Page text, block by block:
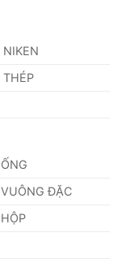
NIKEN
THÉP
ỐNG
VUÔNG ĐẶC
HỘP